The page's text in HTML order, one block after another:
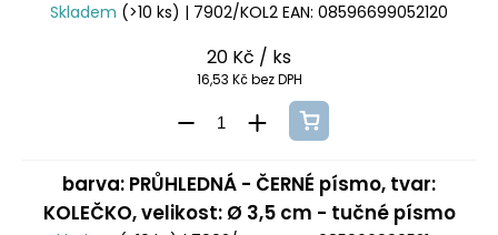
Skladem (>10 ks) | 7902/KOL2 EAN: 08596699052120
20 Kč / ks
16,53 Kč bez DPH
barva: PRŮHLEDNÁ - ČERNÉ písmo, tvar:
KOLEČKO, velikost: Ø 3,5 cm - tučné písmo